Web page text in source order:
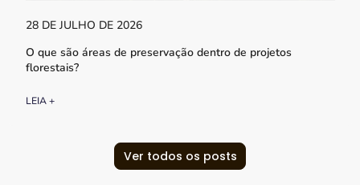
28 DE JULHO DE 2026
O que são áreas de preservação dentro de projetos
florestais?
LEIA +
Ver todos os posts